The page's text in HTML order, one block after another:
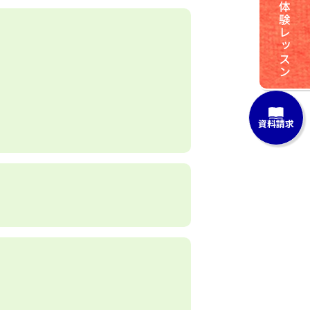
体験レッスン
資料請求